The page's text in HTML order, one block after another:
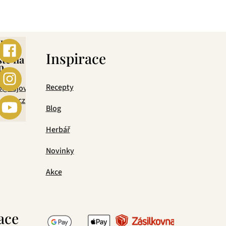
na
Inspirace
Recepty
Blog
Herbář
Novinky
Akce